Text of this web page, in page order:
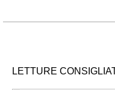
LETTURE